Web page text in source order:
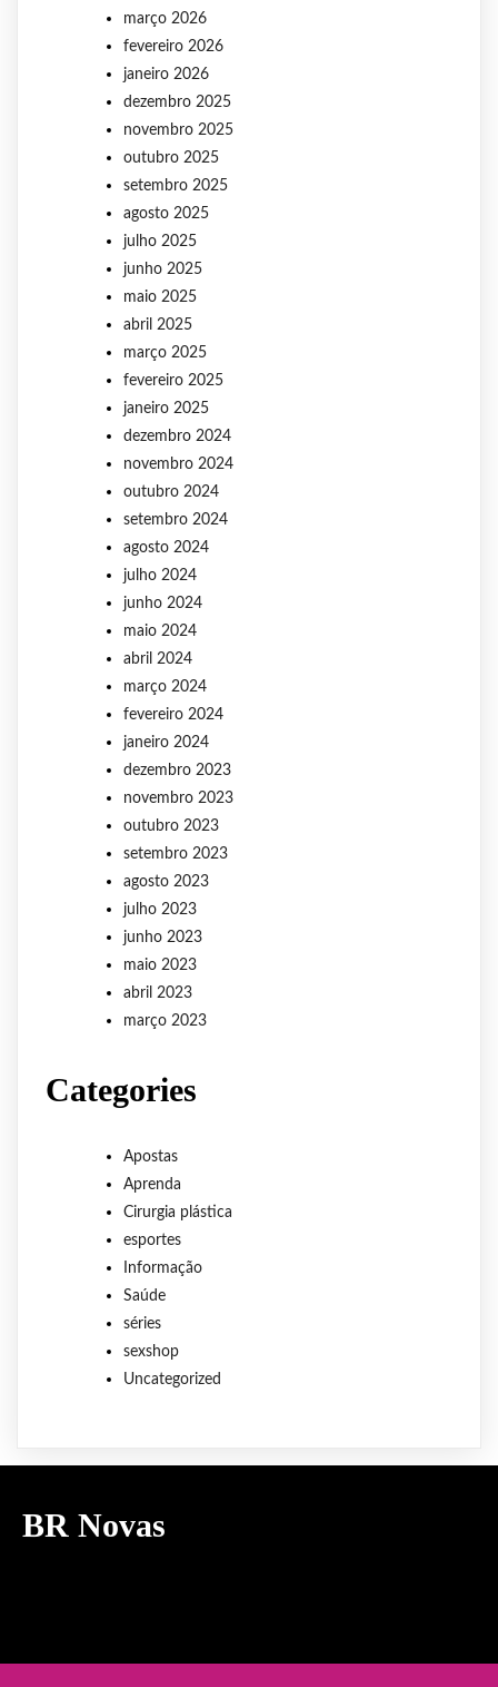
março 2026
fevereiro 2026
janeiro 2026
dezembro 2025
novembro 2025
outubro 2025
setembro 2025
agosto 2025
julho 2025
junho 2025
maio 2025
abril 2025
março 2025
fevereiro 2025
janeiro 2025
dezembro 2024
novembro 2024
outubro 2024
setembro 2024
agosto 2024
julho 2024
junho 2024
maio 2024
abril 2024
março 2024
fevereiro 2024
janeiro 2024
dezembro 2023
novembro 2023
outubro 2023
setembro 2023
agosto 2023
julho 2023
junho 2023
maio 2023
abril 2023
março 2023
Categories
Apostas
Aprenda
Cirurgia plástica
esportes
Informação
Saúde
séries
sexshop
Uncategorized
BR Novas